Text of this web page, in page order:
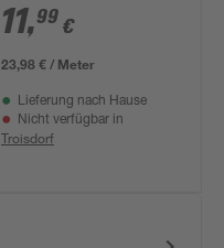
anthrazit 50 x 33 x 5
cm
11,99 €
23,98 € / Meter
Lieferung nach Hause
Nicht verfügbar in
Troisdorf